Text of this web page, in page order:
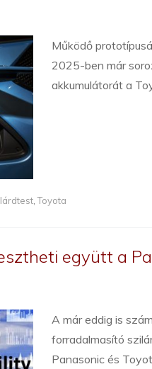
Működő
2025-ben már
akkumulátorát a
,Toyota
együtt a
A már eddig is
forradalmasító
Panasonic és